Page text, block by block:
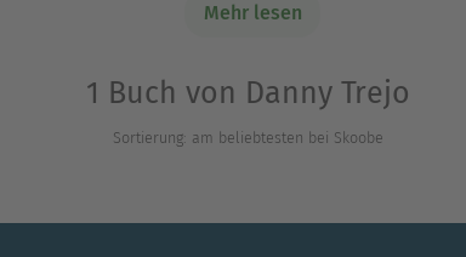
und Cafés in Los Angeles
Mehr lesen
1 Buch von Danny Trejo
Sortierung: am beliebtesten bei Skoobe